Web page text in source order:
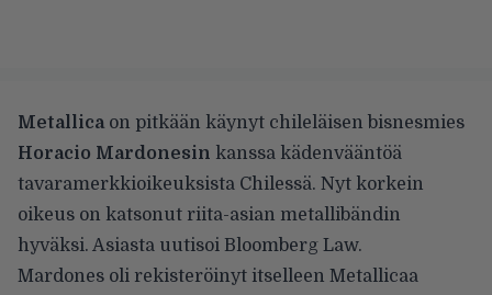
Metallicaon pitkään käynyt chileläisen bisnesmies
Horacio Mardonesin kanssa kädenvääntöä
tavaramerkkioikeuksista Chilessä. Nyt korkein
oikeus on katsonut riita-asian metallibändin
hyväksi. Asiasta uutisoi Bloomberg Law.
Mardones oli rekisteröinyt itselleen Metallicaa